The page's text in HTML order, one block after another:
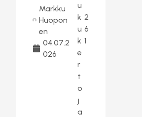
Markku
Huopon
en
04.07.2
026
u
k
u
k
e
r
t
o
j
a
2
6
1